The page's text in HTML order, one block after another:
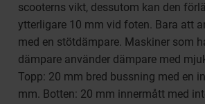
scooterns vikt, dessutom kan den
ytterligare 10 mm vid foten. Bara att
med en stötdämpare. Maskiner som
dämpare använder dämpare med
Topp: 20 mm bred bussning med en
mm. Botten: 20 mm innermått med